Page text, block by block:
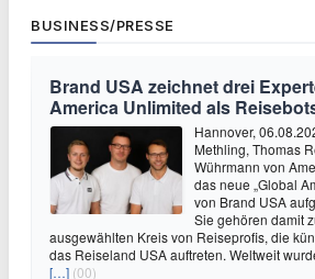
BUSINESS/PRESSE
Brand USA zeichnet drei
America Unlimited als
Hannover,
Methling, Thomas
Wührmann von
das neue „Global
von Brand USA
Sie gehören damit
ausgewählten Kreis von Reiseprofis, die
das Reiseland USA auftreten. Weltweit
[…] (00)